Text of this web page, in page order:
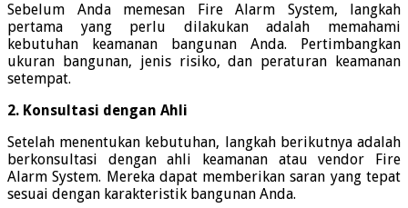
Sebelum Anda memesan Fire Alarm System, langkah
pertama yang perlu dilakukan adalah memahami
kebutuhan keamanan bangunan Anda. Pertimbangkan
ukuran bangunan, jenis risiko, dan peraturan keamanan
setempat.
2. Konsultasi dengan Ahli
Setelah menentukan kebutuhan, langkah berikutnya adalah
berkonsultasi dengan ahli keamanan atau vendor Fire
Alarm System. Mereka dapat memberikan saran yang tepat
sesuai dengan karakteristik bangunan Anda.